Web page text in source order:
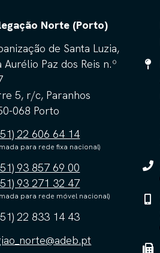
Norte (Porto)
de Santa Luzia,
Aurélio Paz dos Reis n.º
5, r/c, Paranhos
068 Porto
22 606 64 14
para rede fixa nacional)
93 857 69 00
93 271 32 47
para rede móvel nacional)
22 833 14 43